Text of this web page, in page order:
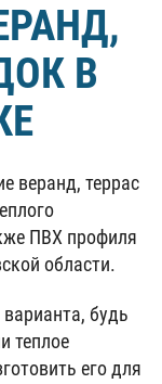
В
веранд, террас
ПВХ профиля
области.
будь
теплое
его для